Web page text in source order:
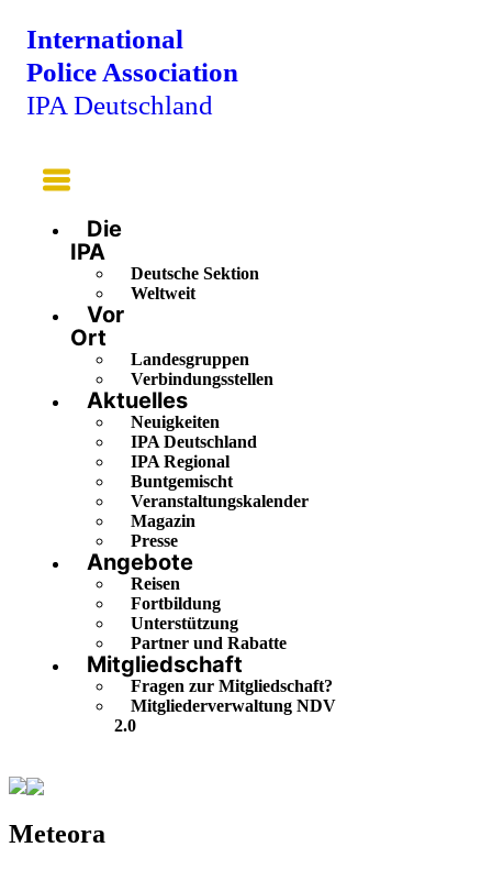
International
Police Association
IPA Deutschland
Main
Menu
Die
IPA
Deutsche Sektion
Weltweit
Vor
Ort
Landesgruppen
Verbindungsstellen
Aktuelles
Neuigkeiten
IPA Deutschland
IPA Regional
Buntgemischt
Veranstaltungskalender
Magazin
Presse
Angebote
Reisen
Fortbildung
Unterstützung
Partner und Rabatte
Mitgliedschaft
Fragen zur Mitgliedschaft?
Mitgliederverwaltung NDV
2.0
Meteora